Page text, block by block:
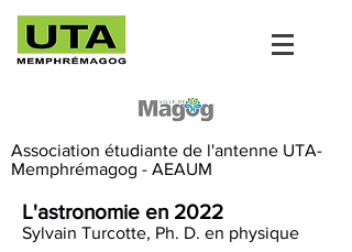
Association étudiante de l'antenne UTA-
Memphrémagog - AEAUM
L'astronomie en 2022
Sylvain Turcotte, Ph. D. en physique